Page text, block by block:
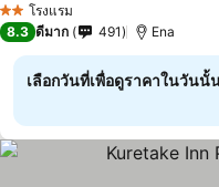
2 ดาวโรงแรม
8.3 ดีมาก 491 Ena
เลือกวันที่เพื่อดูราคาในวันนั้